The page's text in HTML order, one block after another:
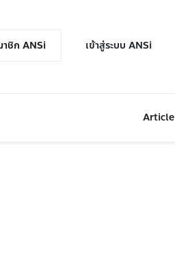
ชิก ANSi เข้าสู่ระบบ ANSi
Article